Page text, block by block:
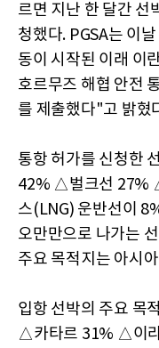
르면 지난 한 달간 선
청했다. PGSA는 이
동이 시작된 이래 이
호르무즈 해협 안전
를 제출했다"고 밝혔
통항 허가를 신청한
42% △벌크선 27%
스(LNG) 운반선이
오만만으로 나가는
주요 목적지는 아시
입항 선박의 주요 목
△카타르 31% △이